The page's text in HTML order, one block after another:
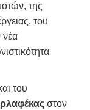
της
του
νέα
του
στον